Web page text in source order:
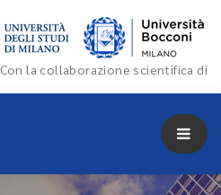
Con la collaborazione scientifica di